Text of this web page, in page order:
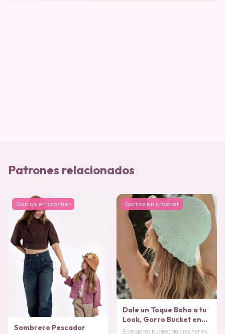
Patrones relacionados
Gorros en crochet
Sombrero Pescador
Gorros en crochet
Dale un Toque Boho a tu
Look, Gorro Bucket en
Crochet PATRÓN
Este gorro bucket de crochet es